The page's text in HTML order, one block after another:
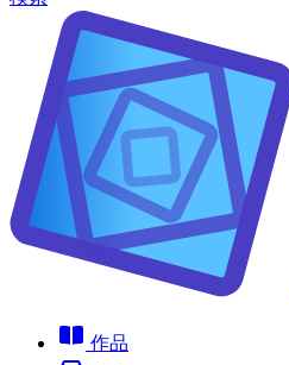
作品